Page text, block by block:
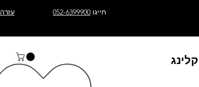
עזרה חייגו 052-6399900